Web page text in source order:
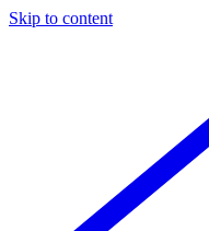
Skip to content